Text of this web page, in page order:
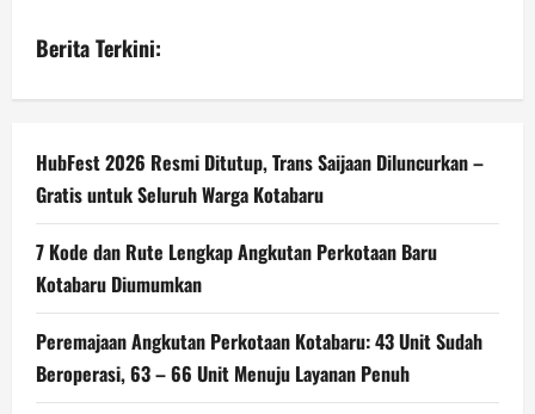
Berita Terkini:
HubFest 2026 Resmi Ditutup, Trans Saijaan Diluncurkan –
Gratis untuk Seluruh Warga Kotabaru
7 Kode dan Rute Lengkap Angkutan Perkotaan Baru
Kotabaru Diumumkan
Peremajaan Angkutan Perkotaan Kotabaru: 43 Unit Sudah
Beroperasi, 63 – 66 Unit Menuju Layanan Penuh